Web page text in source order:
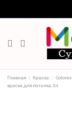
Главная Краска Colorex
краска для потолка 3л